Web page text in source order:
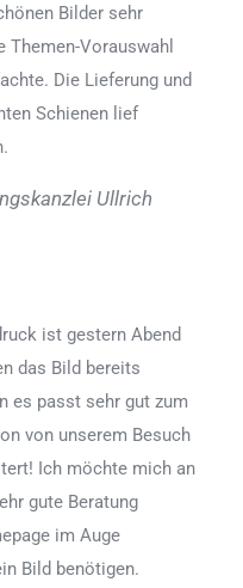
Bilder sehr
Vorauswahl
Die Lieferung und
Schienen lief
Ullrich
ist gestern Abend
das Bild bereits
es passt sehr gut zum
von unserem Besuch
Ich möchte mich an
gute Beratung
im Auge
Bild benötigen.